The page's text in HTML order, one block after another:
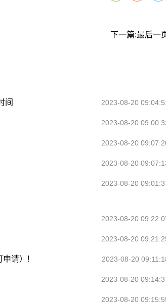
下一篇:最后一
间 2023-08-20
2023-08-20
2023-08-20
2023-08-20
2023-08-20
2023-08-20
2023-08-20
申请）! 2023-08-20
2023-08-20
2023-08-20